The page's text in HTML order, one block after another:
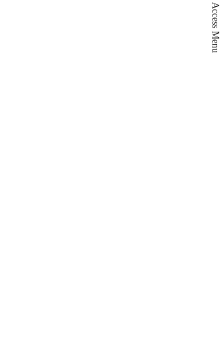
Access Menu